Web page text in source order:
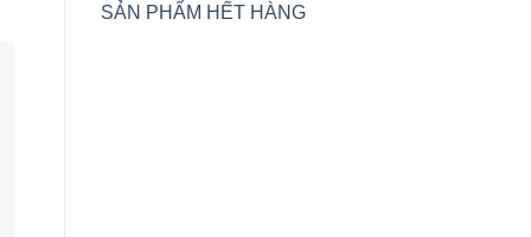
SẢN PHẨM HẾT HÀNG